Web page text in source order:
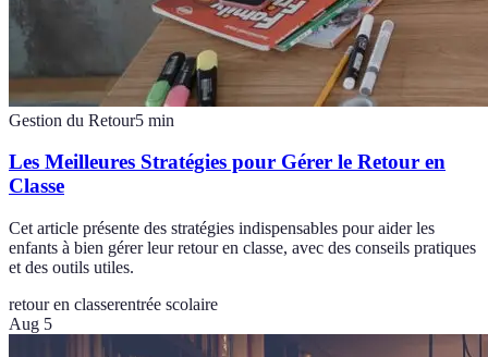
Gestion du Retour5 min
Les Meilleures Stratégies pour Gérer le Retour en
Classe
Cet article présente des stratégies indispensables pour aider les
enfants à bien gérer leur retour en classe, avec des conseils pratiques
et des outils utiles.
retour en classerentrée scolaire
Aug 5